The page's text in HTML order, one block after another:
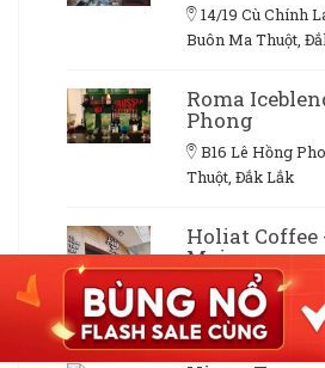
14/19 Cù Chính
Buôn Ma Thuột,
Roma
Phong
B16 Lê Hồng
Thuột, Đắk Lắk
Holiat Coffee
Mai
44 Đặng Thai
Thuột, Đắk Lắk